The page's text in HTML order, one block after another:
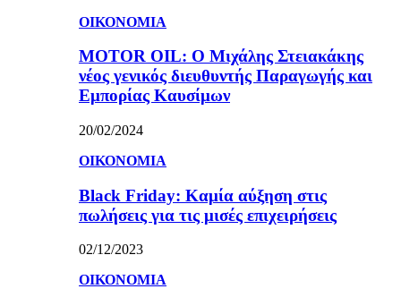
ΟΙΚΟΝΟΜΙΑ
MOTOR OIL: Ο Μιχάλης Στειακάκης
νέος γενικός διευθυντής Παραγωγής και
Εμπορίας Καυσίμων
20/02/2024
ΟΙΚΟΝΟΜΙΑ
Black Friday: Καμία αύξηση στις
πωλήσεις για τις μισές επιχειρήσεις
02/12/2023
ΟΙΚΟΝΟΜΙΑ